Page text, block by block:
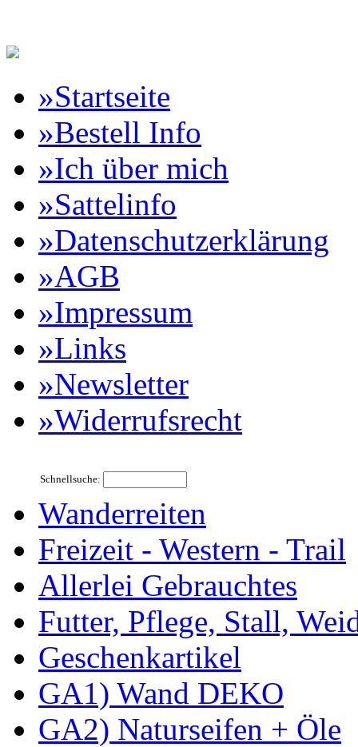
Reitartikelbörse Online
»Startseite
»Bestell Info
»Ich über mich
»Sattelinfo
»Datenschutzerklärung
»AGB
»Impressum
»Links
»Newsletter
»Widerrufsrecht
Schnellsuche:
Wanderreiten
Freizeit - Western - Trail
Allerlei Gebrauchtes
Futter, Pflege, Stall,
Geschenkartikel
GA1) Wand DEKO
GA2) Naturseifen + Öle